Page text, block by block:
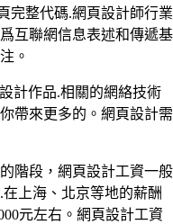
完整代碼.網頁設計師行業
互聯網信息表述和傳遞基
。
計作品.相關的網絡技術
帶來更多的。網頁設計需
階段，網頁設計工資一般
上海、北京等地的薪酬
元左右。網頁設計工資